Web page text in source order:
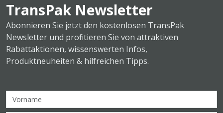
TransPak Newsletter
Abonnieren Sie jetzt den kostenlosen TransPak
Newsletter und profitieren Sie von attraktiven
Rabattaktionen, wissenswerten Infos,
Produktneuheiten & hilfreichen Tipps.